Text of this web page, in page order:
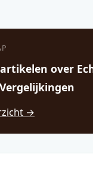
over
→